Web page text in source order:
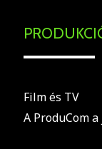
Film és TV
A ProduCom